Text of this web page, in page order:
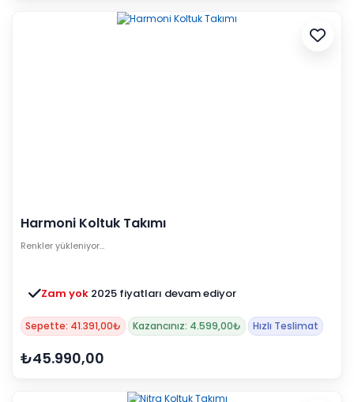
Harmoni Koltuk Takımı
Renkler yükleniyor…
Zam yok 2025 fiyatları devam ediyor
Sepette: 41.391,00₺ Kazancınız: 4.599,00₺ Hızlı Teslimat
₺45.990,00